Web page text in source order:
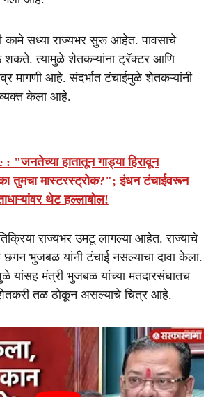
कामे सध्या राज्यभर सुरू आहेत. पावसाचे
शकते. त्यामुळे शेतकऱ्यांना ट्रॅक्टर आणि
मागणी आहे. संदर्भात टंचाईमुळे शेतकऱ्यांनी
व्यक्त केला आहे.
"जनतेच्या हातातून गाड्या हिरावून
तुमचा मास्टरस्ट्रोक?"; इंधन टंचाईवरून
थेट हल्लाबोल!
राज्यभर उमटू लागल्या आहेत. राज्याचे
छगन भुजबळ यांनी टंचाई नसल्याचा दावा केला.
यांसह मंत्री भुजबळ यांच्या मतदारसंघातच
तळ ठोकून असल्याचे चित्र आहे.